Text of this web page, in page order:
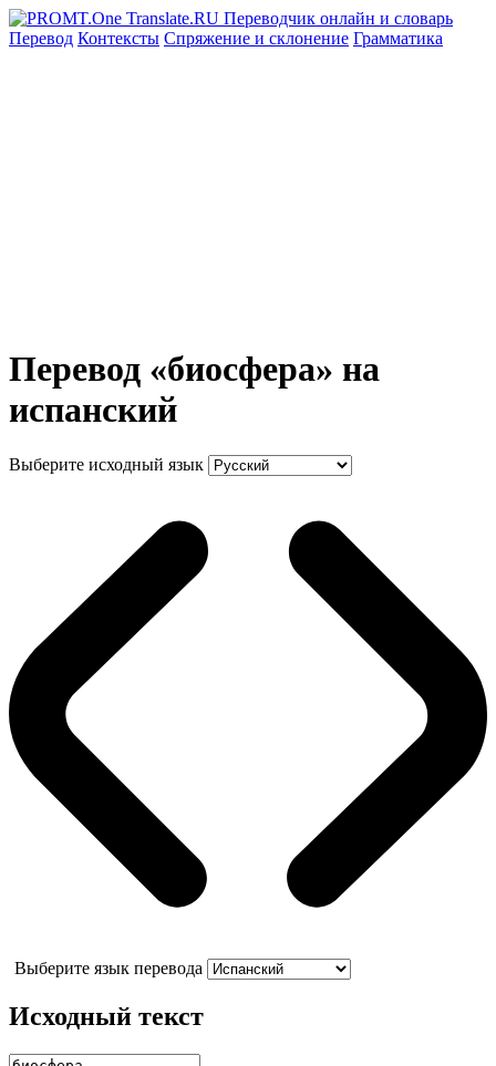
Перевод Контексты Спряжение и склонение Грамматика
Перевод «биосфера» на
испанский
Выберите исходный язык
Выберите язык перевода
Исходный текст